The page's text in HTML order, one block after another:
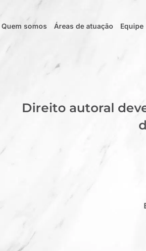
Quem somos Áreas de atuação Equipe
Direito autoral